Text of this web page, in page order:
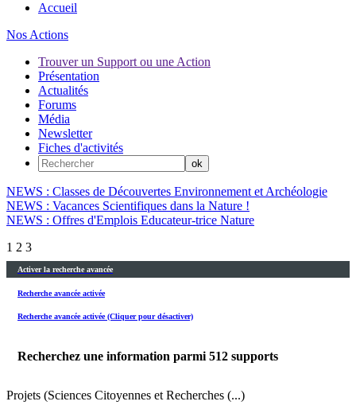
Accueil
Nos Actions
Trouver un Support ou une Action
Présentation
Actualités
Forums
Média
Newsletter
Fiches d'activités
NEWS : Classes de Découvertes Environnement et Archéologie
NEWS : Vacances Scientifiques dans la Nature !
NEWS : Offres d'Emplois Educateur-trice Nature
1 2 3
Activer la recherche avancée
Recherche avancée activée
Recherche avancée activée (Cliquer pour désactiver)
Recherchez une information parmi 512 supports
Projets (Sciences Citoyennes et Recherches (...)